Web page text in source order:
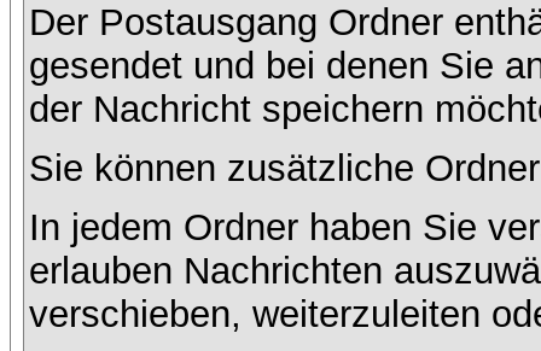
Der Postausgang Ordner
gesendet und bei denen Sie
der Nachricht speichern
Sie können zusätzliche
In jedem Ordner haben Sie
erlauben Nachrichten
verschieben, weiterzuleiten